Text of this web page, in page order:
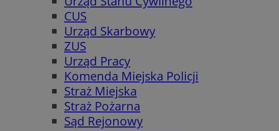
CUS
Urząd Skarbowy
ZUS
Urząd Pracy
Komenda Miejska Policji
Straż Miejska
Straż Pożarna
Sąd Rejonowy